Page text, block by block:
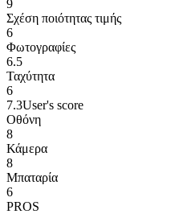
9
Σχέση ποιότητας τιμής
6
Φωτογραφίες
6.5
Ταχύτητα
6
7.3User's score
Οθόνη
8
Κάμερα
8
Μπαταρία
6
PROS